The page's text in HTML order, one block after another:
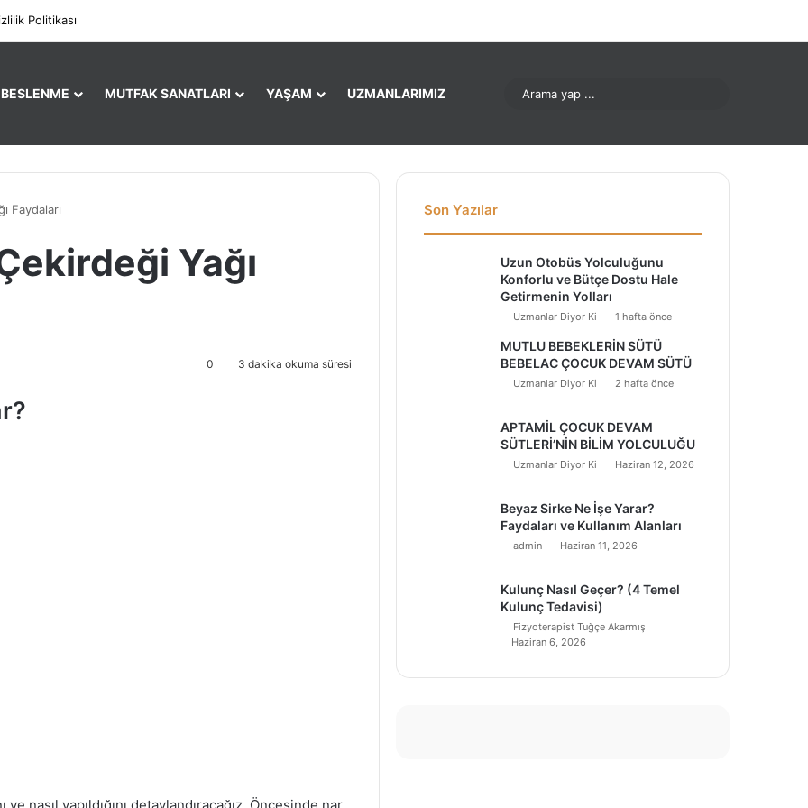
Politikası
MUTFAK SANATLARI YAŞAM UZMANLARIMIZ
Faydaları
Yağı
0 3 dakika okuma süresi
Son Yazılar
Uzun Otobüs Yolculuğunu
Konforlu ve Bütçe Dostu Hale
Getirmenin Yolları
Uzmanlar Diyor Ki 1 hafta önce
MUTLU BEBEKLERİN SÜTÜ
BEBELAC ÇOCUK DEVAM SÜTÜ
Uzmanlar Diyor Ki 2 hafta önce
APTAMİL ÇOCUK DEVAM
SÜTLERİ’NİN BİLİM YOLCULUĞU
Uzmanlar Diyor Ki Haziran 12, 2026
Beyaz Sirke Ne İşe Yarar?
Faydaları ve Kullanım Alanları
admin Haziran 11, 2026
Kulunç Nasıl Geçer? (4 Temel
Kulunç Tedavisi)
Fizyoterapist Tuğçe Akarmış
Haziran 6, 2026